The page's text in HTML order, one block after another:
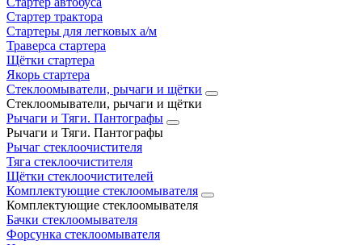
Стартер трактора
Стартеры для легковых а/м
Траверса стартера
Щётки стартера
Якорь стартера
Стеклоомыватели, рычаги и щётки
Стеклоомыватели, рычаги и щётки
Рычаги и Тяги. Пантографы
Рычаги и Тяги. Пантографы
Рычаг стеклоочистителя
Тяга стеклоочистителя
Щётки стеклоочистителей
Комплектующие стеклоомывателя
Комплектующие стеклоомывателя
Бачки стеклоомывателя
Форсунка стеклоомывателя